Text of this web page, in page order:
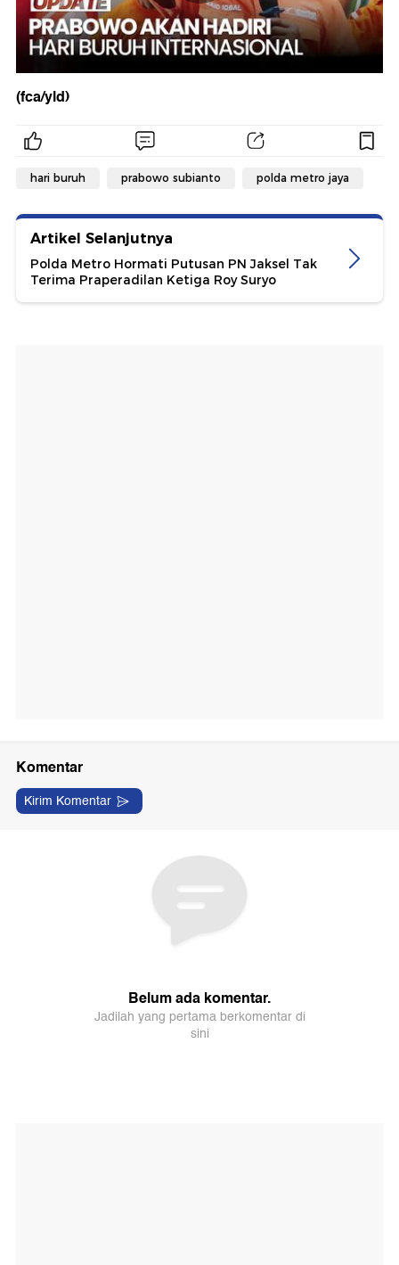
(fca/yld)
hari buruh prabowo subianto polda metro jaya
Artikel Selanjutnya
Polda Metro Hormati Putusan PN Jaksel Tak
Terima Praperadilan Ketiga Roy Suryo